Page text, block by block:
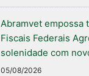
Abramvet empossa
Fiscais Federais
solenidade com
05/08/2026